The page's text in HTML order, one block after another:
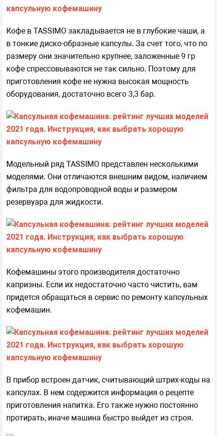
Кофе в TASSIMO закладывается не в глубокие чаши, а
в тонкие диско-образные капсулы. За счет того, что по
размеру они значительно крупнее, заложенные 9 гр
кофе спрессовываются не так сильно. Поэтому для
приготовления кофе не нужна высокая мощность
оборудования, достаточно всего 3,3 бар.
Модельный ряд TASSIMO представлен несколькими
моделями. Они отличаются внешним видом, наличием
фильтра для водопроводной воды и размером
резервуара для жидкости.
Кофемашины этого производителя достаточно
капризны. Если их недостаточно часто чистить, вам
придется обращаться в сервис по ремонту капсульных
кофемашин.
В прибор встроен датчик, считывающий штрих-коды на
капсулах. В нем содержится информация о рецепте
приготовления напитка. Его также нужно постоянно
протирать, иначе машина быстро выйдет из строя.